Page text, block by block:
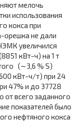
мелочь
использования
кокса при
орешка не дали
увеличился
кВт-ч) на 1 т
(∼3,6 % S)
кВт-ч/т) при 24
47% и до 37728
всего заданного
показателей было
нефтяного кокса